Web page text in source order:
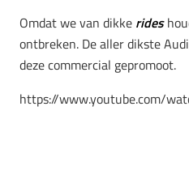
Omdat we van dikke rides
ontbreken. De aller dikste
deze commercial gepromoot.
https://www.youtube.com/